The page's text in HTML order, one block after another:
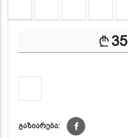
35
გაზიარება: